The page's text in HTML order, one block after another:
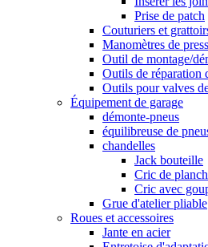
Prise de patch
Couturiers et
Manomètres de
Outil de montage/
Outils de réparation
Outils pour valves
Équipement de garage
démonte-pneus
équilibreuse de
chandelles
Jack bouteille
Cric de
Cric avec
Grue d'atelier pliable
Roues et accessoires
Jante en acier